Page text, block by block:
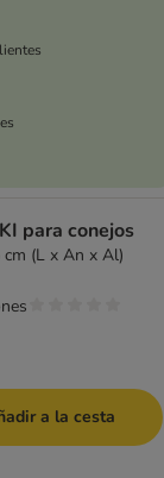
para conejos
(L x An x Al)
a la cesta